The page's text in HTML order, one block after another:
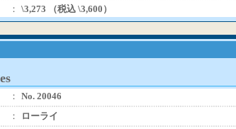
： \3,273 （税込 \3,600）
： No. 20046
：
ローライ